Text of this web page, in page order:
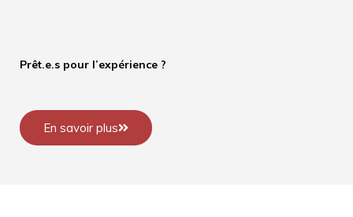
Prêt.e.s pour l’expérience ?
En savoir plus